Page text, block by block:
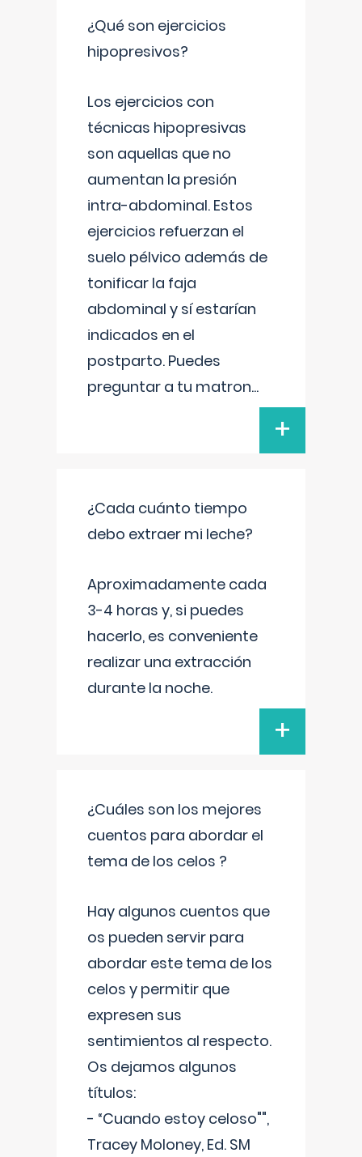
¿Qué son ejercicios
hipopresivos?
Los ejercicios con
técnicas hipopresivas
son aquellas que no
aumentan la presión
intra-abdominal. Estos
ejercicios refuerzan el
suelo pélvico además de
tonificar la faja
abdominal y sí estarían
indicados en el
postparto. Puedes
preguntar a tu matron...
+
¿Cada cuánto tiempo
debo extraer mi leche?
Aproximadamente cada
3-4 horas y, si puedes
hacerlo, es conveniente
realizar una extracción
durante la noche.
+
¿Cuáles son los mejores
cuentos para abordar el
tema de los celos ?
Hay algunos cuentos que
os pueden servir para
abordar este tema de los
celos y permitir que
expresen sus
sentimientos al respecto.
Os dejamos algunos
títulos:
- “Cuando estoy celoso"",
Tracey Moloney, Ed. SM